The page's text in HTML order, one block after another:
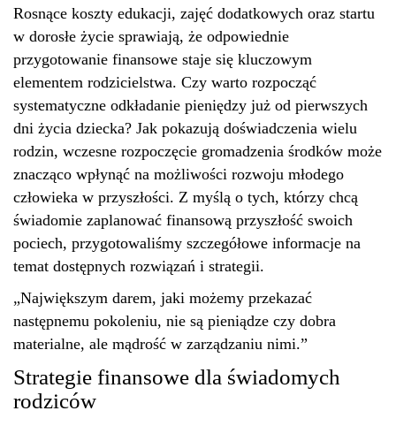
Rosnące koszty edukacji, zajęć dodatkowych oraz startu
w dorosłe życie sprawiają, że odpowiednie
przygotowanie finansowe staje się kluczowym
elementem rodzicielstwa. Czy warto rozpocząć
systematyczne odkładanie pieniędzy już od pierwszych
dni życia dziecka? Jak pokazują doświadczenia wielu
rodzin, wczesne rozpoczęcie gromadzenia środków może
znacząco wpłynąć na możliwości rozwoju młodego
człowieka w przyszłości. Z myślą o tych, którzy chcą
świadomie zaplanować finansową przyszłość swoich
pociech, przygotowaliśmy szczegółowe informacje na
temat dostępnych rozwiązań i strategii.
„Największym darem, jaki możemy przekazać
następnemu pokoleniu, nie są pieniądze czy dobra
materialne, ale mądrość w zarządzaniu nimi.”
Strategie finansowe dla świadomych
rodziców